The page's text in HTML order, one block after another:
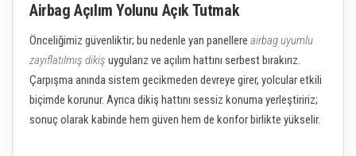
Airbag Açılım Yolunu Açık Tutmak
Önceliğimiz güvenliktir; bu nedenle yan panellere airbag uyumlu
zayıflatılmış dikiş uygularız ve açılım hattını serbest bırakırız.
Çarpışma anında sistem gecikmeden devreye girer, yolcular etkili
biçimde korunur. Ayrıca dikiş hattını sessiz konuma yerleştiririz;
sonuç olarak kabinde hem güven hem de konfor birlikte yükselir.